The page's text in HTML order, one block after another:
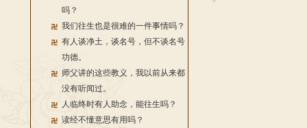
吗？
我们往生也是很难的一件事情吗？
有人谈净土，谈名号，但不谈名号
功德。
师父讲的这些教义，我以前从来都
没有听闻过。
人临终时有人助念，能往生吗？
读经不懂意思有用吗？